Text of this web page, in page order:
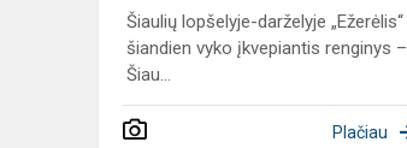
Šiaulių lopšelyje-darželyje „Ežerėlis“
šiandien vyko įkvepiantis renginys –
Šiau...
Plačiau